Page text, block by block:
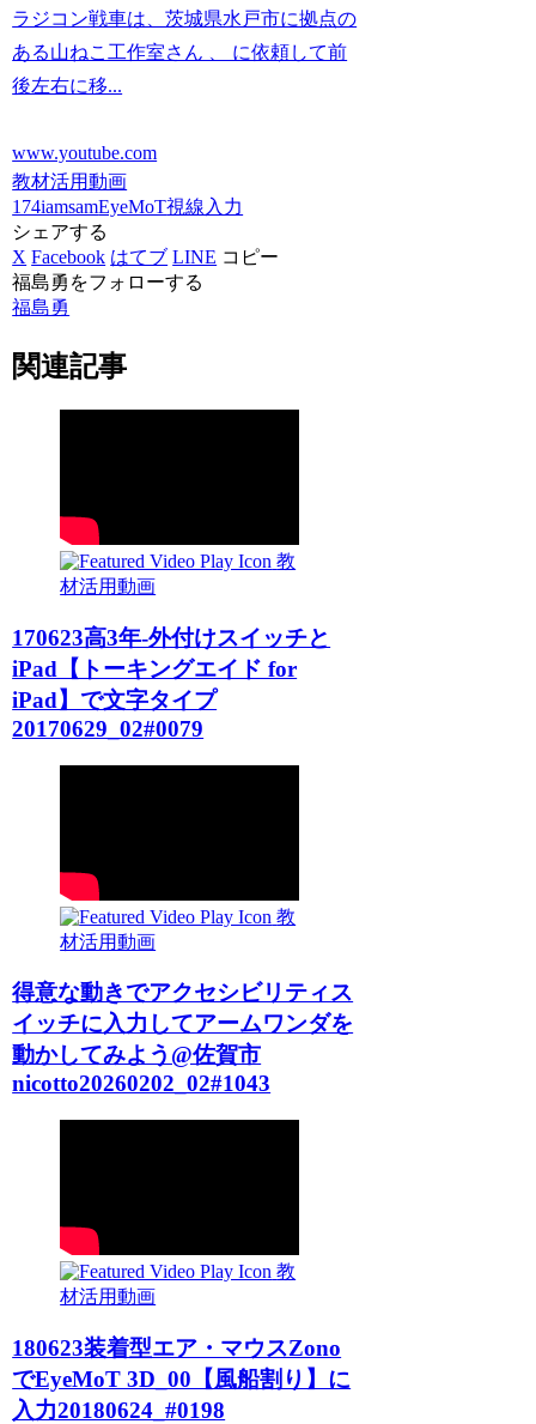
ラジコン戦車は、茨城県水戸市に拠点の
ある山ねこ工作室さん 、 に依頼して前
後左右に移...
www.youtube.com
教材活用動画
174iamsamEyeMoT視線入力
シェアする
X Facebook はてブ LINE コピー
福島勇をフォローする
福島勇
関連記事
教
材活用動画
170623高3年-外付けスイッチと
iPad【トーキングエイド for
iPad】で文字タイプ
20170629_02#0079
教
材活用動画
得意な動きでアクセシビリティス
イッチに入力してアームワンダを
動かしてみよう@佐賀市
nicotto20260202_02#1043
教
材活用動画
180623装着型エア・マウスZono
でEyeMoT 3D_00【風船割り】に
入力20180624_#0198